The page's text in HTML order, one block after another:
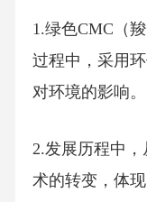
1.绿色CMC（
过程中，采用
对环境的影响。
2.发展历程中
术的转变，体